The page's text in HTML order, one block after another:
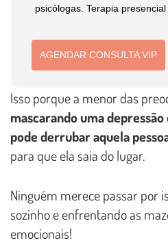
psicólogas. Terapia presencial
AGENDAR CONSULTA VIP
Isso porque a menor das
mascarando uma
pode derrubar aquela
para que ela saia do lugar.
Ninguém merece passar por
sozinho e enfrentando as
emocionais!